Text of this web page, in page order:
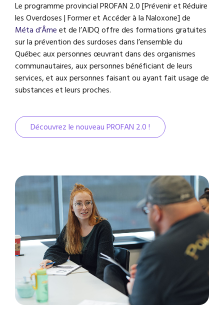
Le programme provincial PROFAN 2.0 [Prévenir et Réduire
les Overdoses | Former et Accéder à la Naloxone] de
Méta d’Âme et de l’AIDQ offre des formations gratuites
sur la prévention des surdoses dans l’ensemble du
Québec aux personnes œuvrant dans des organismes
communautaires, aux personnes bénéficiant de leurs
services, et aux personnes faisant ou ayant fait usage de
substances et leurs proches.
Découvrez le nouveau PROFAN 2.0 !